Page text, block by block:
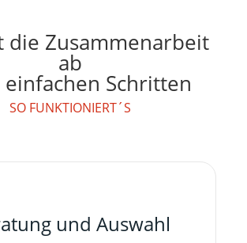
die Zusammenarbeit
ab
einfachen Schritten
SO FUNKTIONIERT´S
und Auswahl